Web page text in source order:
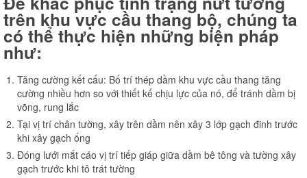
trên khu vực cầu thang bộ, chúng ta
có thể thực hiện những biện pháp
như:
Tăng cường kết cấu: Bố trí thép dầm khu vực cầu thang tăng
cường nhiều hơn so với thiết kế chịu lực của nó, để tránh dầm bị
võng, rung lắc
Tại vị trí chân tường, xây trên dầm nên xây 3 lớp gạch đinh trước
khi xây gạch ống
Đóng lưới mắt cáo vị trí tiếp giáp giữa dầm bê tông và tường xây
gạch trước khi tô trát tường